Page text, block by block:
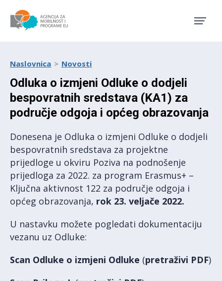
Naslovnica Novosti
Odluka o izmjeni Odluke o dodjeli
bespovratnih sredstava (KA1) za
područje odgoja i općeg obrazovanja
Donesena je Odluka o izmjeni Odluke o dodjeli
bespovratnih sredstava za projektne
prijedloge u okviru Poziva na podnošenje
prijedloga za 2022. za program Erasmus+ –
Ključna aktivnost 122 za područje odgoja i
općeg obrazovanja, rok 23. veljače 2022.
U nastavku možete pogledati dokumentaciju
vezanu uz Odluke:
Scan Odluke o izmjeni Odluke (pretraživi PDF)